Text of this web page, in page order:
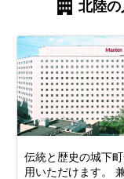
北陸の
伝統と歴史の城下
用いただけます。